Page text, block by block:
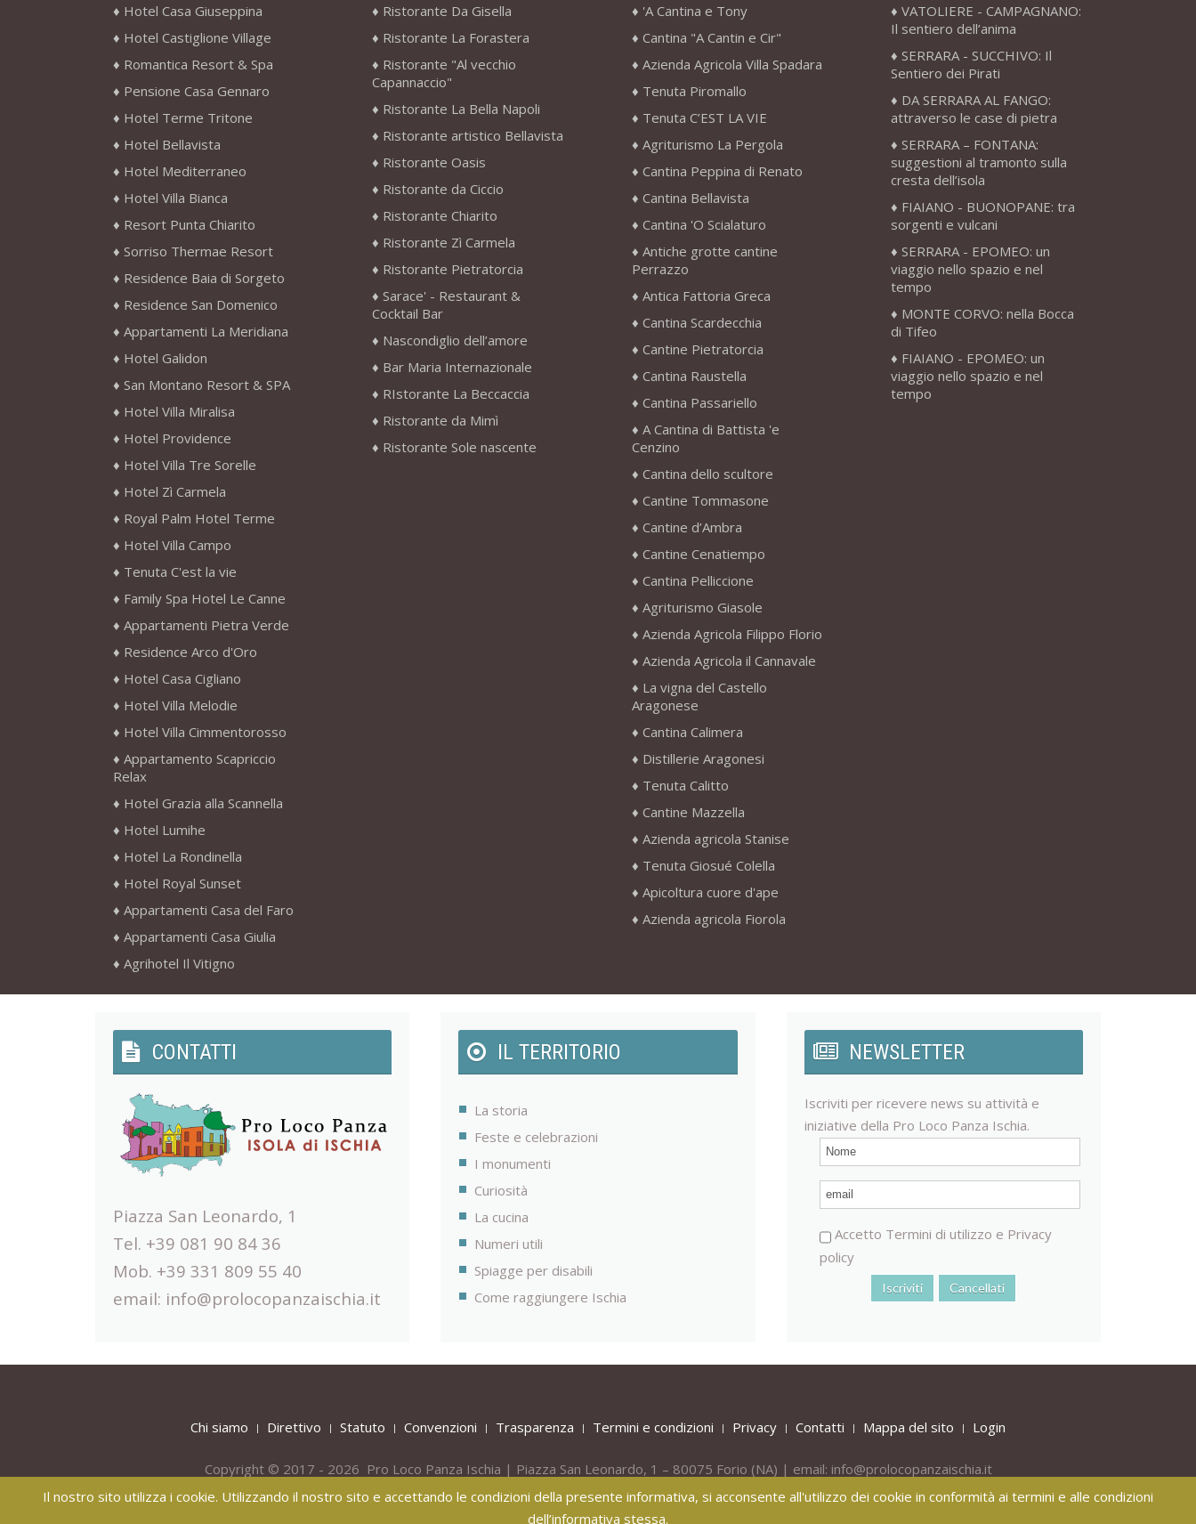
Hotel Casa Giuseppina
Hotel Castiglione Village
Romantica Resort & Spa
Pensione Casa Gennaro
Hotel Terme Tritone
Hotel Bellavista
Hotel Mediterraneo
Hotel Villa Bianca
Resort Punta Chiarito
Sorriso Thermae Resort
Residence Baia di Sorgeto
Residence San Domenico
Appartamenti La Meridiana
Hotel Galidon
San Montano Resort & SPA
Hotel Villa Miralisa
Hotel Providence
Hotel Villa Tre Sorelle
Hotel Zì Carmela
Royal Palm Hotel Terme
Hotel Villa Campo
Tenuta C'est la vie
Family Spa Hotel Le Canne
Appartamenti Pietra Verde
Residence Arco d'Oro
Hotel Casa Cigliano
Hotel Villa Melodie
Hotel Villa Cimmentorosso
Appartamento Scapriccio
Relax
Hotel Grazia alla Scannella
Hotel Lumihe
Hotel La Rondinella
Hotel Royal Sunset
Appartamenti Casa del Faro
Appartamenti Casa Giulia
Agrihotel Il Vitigno
Ristorante Da Gisella
Ristorante La Forastera
Ristorante "Al vecchio
Capannaccio"
Ristorante La Bella Napoli
Ristorante artistico Bellavista
Ristorante Oasis
Ristorante da Ciccio
Ristorante Chiarito
Ristorante Zì Carmela
Ristorante Pietratorcia
Sarace' - Restaurant &
Cocktail Bar
Nascondiglio dell’amore
Bar Maria Internazionale
RIstorante La Beccaccia
Ristorante da Mimì
Ristorante Sole nascente
'A Cantina e Tony
Cantina "A Cantin e Cir"
Azienda Agricola Villa Spadara
Tenuta Piromallo
Tenuta C’EST LA VIE
Agriturismo La Pergola
Cantina Peppina di Renato
Cantina Bellavista
Cantina 'O Scialaturo
Antiche grotte cantine
Perrazzo
Antica Fattoria Greca
Cantina Scardecchia
Cantine Pietratorcia
Cantina Raustella
Cantina Passariello
A Cantina di Battista 'e
Cenzino
Cantina dello scultore
Cantine Tommasone
Cantine d’Ambra
Cantine Cenatiempo
Cantina Pelliccione
Agriturismo Giasole
Azienda Agricola Filippo Florio
Azienda Agricola il Cannavale
La vigna del Castello
Aragonese
Cantina Calimera
Distillerie Aragonesi
Tenuta Calitto
Cantine Mazzella
Azienda agricola Stanise
Tenuta Giosué Colella
Apicoltura cuore d'ape
Azienda agricola Fiorola
VATOLIERE - CAMPAGNANO:
Il sentiero dell’anima
SERRARA - SUCCHIVO: Il
Sentiero dei Pirati
DA SERRARA AL FANGO:
attraverso le case di pietra
SERRARA – FONTANA:
suggestioni al tramonto sulla
cresta dell’isola
FIAIANO - BUONOPANE: tra
sorgenti e vulcani
SERRARA - EPOMEO: un
viaggio nello spazio e nel
tempo
MONTE CORVO: nella Bocca
di Tifeo
FIAIANO - EPOMEO: un
viaggio nello spazio e nel
tempo
CONTATTI
Piazza San Leonardo, 1
Tel. +39 081 90 84 36
Mob. +39 331 809 55 40
email: info@prolocopanzaischia.it
IL TERRITORIO
La storia
Feste e celebrazioni
I monumenti
Curiosità
La cucina
Numeri utili
Spiagge per disabili
Come raggiungere Ischia
NEWSLETTER
Iscriviti per ricevere news su attività e
iniziative della Pro Loco Panza Ischia.
Accetto Termini di utilizzo e Privacy
policy
Chi siamo Direttivo Statuto Convenzioni Trasparenza Termini e condizioni Privacy Contatti Mappa del sito Login
Copyright © 2017 - 2026 Pro Loco Panza Ischia | Piazza San Leonardo, 1 – 80075 Forio (NA) | email: info@prolocopanzaischia.it
Tel.+39 081 908436 -Mob. +39 331 809 55 40
Il nostro sito utilizza i cookie. Utilizzando il nostro sito e accettando le condizioni della presente informativa, si acconsente all'utilizzo dei cookie in conformità ai termini e alle condizioni
dell’informativa stessa.